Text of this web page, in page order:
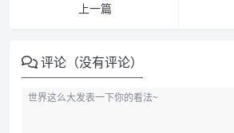
上一篇
评论（没有评论）